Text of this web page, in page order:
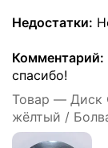
Недостатки:
Комментарий:
спасибо!
Товар — Диск
жёлтый /